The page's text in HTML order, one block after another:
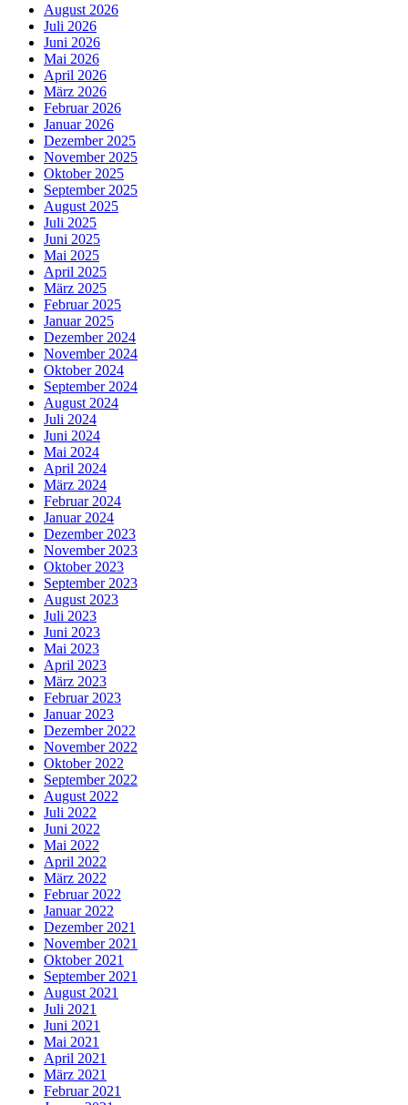
August 2026
Juli 2026
Juni 2026
Mai 2026
April 2026
März 2026
Februar 2026
Januar 2026
Dezember 2025
November 2025
Oktober 2025
September 2025
August 2025
Juli 2025
Juni 2025
Mai 2025
April 2025
März 2025
Februar 2025
Januar 2025
Dezember 2024
November 2024
Oktober 2024
September 2024
August 2024
Juli 2024
Juni 2024
Mai 2024
April 2024
März 2024
Februar 2024
Januar 2024
Dezember 2023
November 2023
Oktober 2023
September 2023
August 2023
Juli 2023
Juni 2023
Mai 2023
April 2023
März 2023
Februar 2023
Januar 2023
Dezember 2022
November 2022
Oktober 2022
September 2022
August 2022
Juli 2022
Juni 2022
Mai 2022
April 2022
März 2022
Februar 2022
Januar 2022
Dezember 2021
November 2021
Oktober 2021
September 2021
August 2021
Juli 2021
Juni 2021
Mai 2021
April 2021
März 2021
Februar 2021